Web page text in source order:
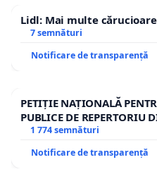
Lidl: Mai multe
7 semnături
Notificare de transparență
PETIȚIE NAȚIONALĂ
PUBLICE DE REPERTORIU
1 774 semnături
Notificare de transparență